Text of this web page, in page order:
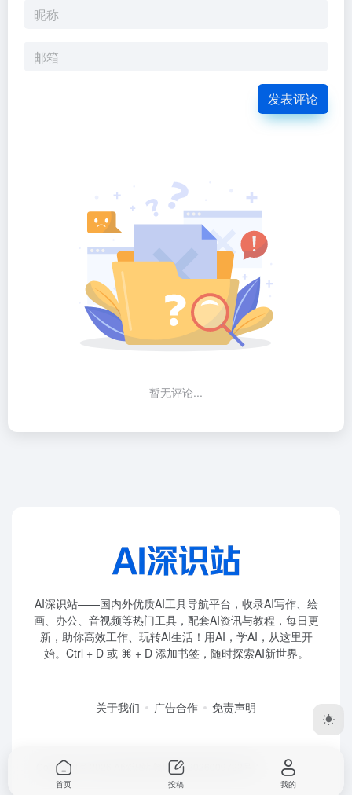
发表评论
暂无评论...
AI深识站——国内外优质AI工具导航平台，收录AI写作、绘
画、办公、音视频等热门工具，配套AI资讯与教程，每日更
新，助你高效工作、玩转AI生活！用AI，学AI，从这里开
始。Ctrl + D 或 ⌘ + D 添加书签，随时探索AI新世界。
关于我们 广告合作 免责声明
Copyright © 2026 赣ICP备2026009722号-1
首页 投稿 我的